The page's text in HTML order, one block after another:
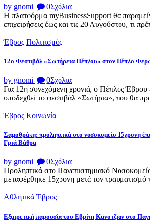
by gnomi 0Σχόλια
Η πλατφόρμα myBusinessSupport θα
επιχειρήσεις έως και τις 20 Αυγούστου, τι
Έβρος Πολιτισμός
12ο Φεστιβάλ «Σωτήρεια Πέπλου» στον Πέπλο
by gnomi 0Σχόλια
Για 12η συνεχόμενη χρονιά, ο Πέπλος Έβρου
υποδεχθεί το φεστιβάλ «Σωτήρια», που θα
Έβρος Κοινωνία
Σαμοθράκη: προληπτικά στο νοσοκομείο 15χρονη
Γριά Βάθρα
by gnomi 0Σχόλια
Προληπτικά στο Πανεπιστημιακό
μεταφέρθηκε 15χρονη μετά τον τραυματισμό
Αθλητικά Έβρος
Εξαιρετική παρουσία του Εβρίτη Κανοτζιάν στο